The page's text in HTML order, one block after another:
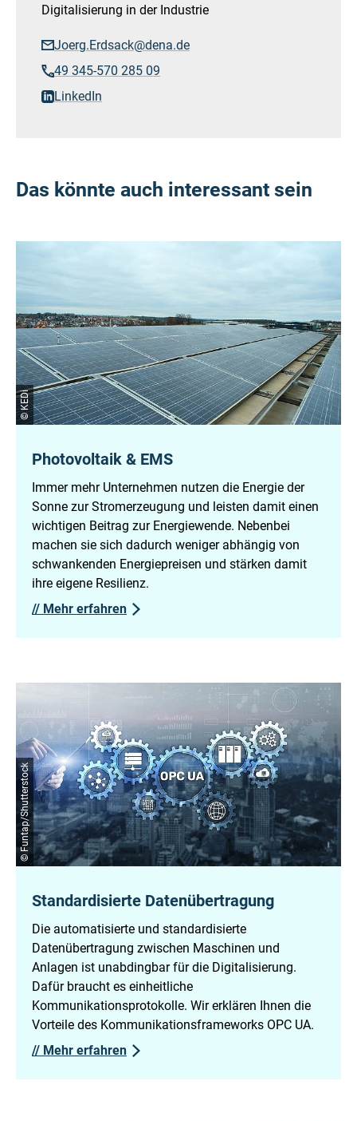
Digitalisierung in der Industrie
Joerg.Erdsack@dena.de
49 345-570 285 09
LinkedIn
Das könnte auch interessant sein
© KEDi
Photovoltaik & EMS
Immer mehr Unternehmen nutzen die Energie der
Sonne zur Stromerzeugung und leisten damit einen
wichtigen Beitrag zur Energiewende. Nebenbei
machen sie sich dadurch weniger abhängig von
schwankenden Energiepreisen und stärken damit
ihre eigene Resilienz.
// Mehr erfahren
© Funtap/Shutterstock
Standardisierte Datenübertragung
Die automatisierte und standardisierte
Datenübertragung zwischen Maschinen und
Anlagen ist unabdingbar für die Digitalisierung.
Dafür braucht es einheitliche
Kommunikationsprotokolle. Wir erklären Ihnen die
Vorteile des Kommunikationsframeworks OPC UA.
// Mehr erfahren